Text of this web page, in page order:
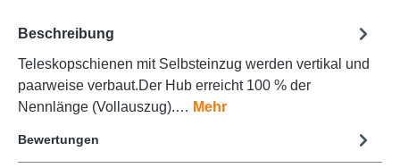
Beschreibung
Teleskopschienen mit Selbsteinzug werden vertikal und
paarweise verbaut.Der Hub erreicht 100 % der
Nennlänge (Vollauszug).… Mehr
Bewertungen